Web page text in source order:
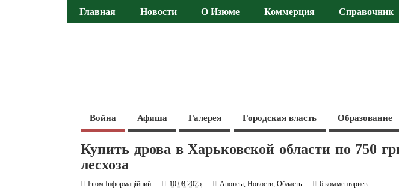
Главная Новости О Изюме Коммерция Справочник
Война Афиша Галерея Городская власть Образование
Купить дрова в Харьковской области по 750
лесхоза
Ізюм Інформаційний 10.08.2025 Анонсы,Новости,Область
6 комментариев